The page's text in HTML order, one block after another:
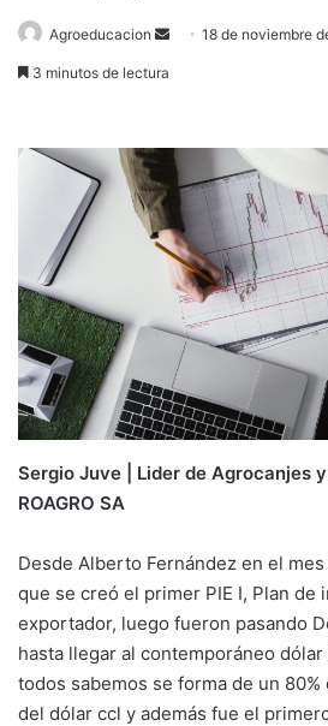
Agroeducacion
Send18 de noviembre
3 minutos de lectura
Sergio Juve | Lider de Agrocanjes
ROAGRO SA
Desde Alberto Fernández en el
que se creó el primer PIE I, Plan de
exportador, luego fueron pasando
hasta llegar al contemporáneo
todos sabemos se forma de un 80%
del dólar ccl y además fue el